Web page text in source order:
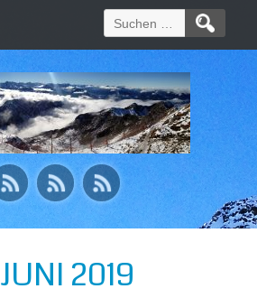
Suchen
nach:
JUNI 2019